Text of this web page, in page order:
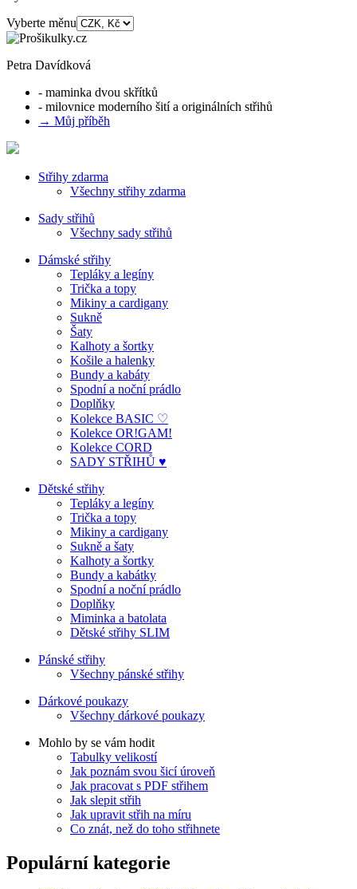
Vyberte měnu
Petra Davídková
- maminka dvou skřítků
- milovnice moderního šití a originálních střihů
→ Můj příběh
Střihy zdarma
Všechny střihy zdarma
Sady střihů
Všechny sady střihů
Dámské střihy
Tepláky a legíny
Trička a topy
Mikiny a cardigany
Sukně
Šaty
Kalhoty a šortky
Košile a halenky
Bundy a kabáty
Spodní a noční prádlo
Doplňky
Kolekce BASIC ♡
Kolekce OR!GAM!
Kolekce CORD
SADY STŘIHŮ ♥
Dětské střihy
Tepláky a legíny
Trička a topy
Mikiny a cardigany
Sukně a šaty
Kalhoty a šortky
Bundy a kabátky
Spodní a noční prádlo
Doplňky
Miminka a batolata
Dětské střihy SLIM
Pánské střihy
Všechny pánské střihy
Dárkové poukazy
Všechny dárkové poukazy
Mohlo by se vám hodit
Tabulky velikostí
Jak poznám svou šicí úroveň
Jak pracovat s PDF střihem
Jak slepit střih
Jak upravit střih na míru
Co znát, než do toho střihnete
Populární kategorie